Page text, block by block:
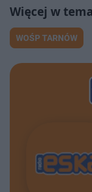
WOŚP TARNÓW